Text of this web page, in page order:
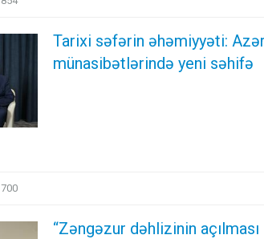
Tarixi səfərin əhəmiyyəti:
münasibətlərində yeni səhifə
700
“Zəngəzur dəhlizinin